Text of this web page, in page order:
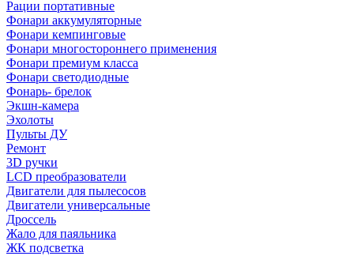
Рации портативные
Фонари аккумуляторные
Фонари кемпинговые
Фонари многостороннего применения
Фонари премиум класса
Фонари светодиодные
Фонарь- брелок
Экшн-камера
Эхолоты
Пульты ДУ
Ремонт
3D ручки
LCD преобразователи
Двигатели для пылесосов
Двигатели универсальные
Дроссель
Жало для паяльника
ЖК подсветка